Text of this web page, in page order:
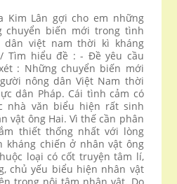
Kim Lân gợi cho em những
chuyển biến mới trong tình
dân việt nam thời kì kháng
Tìm hiểu đề : - Đề yêu cầu
: Những chuyển biến mới
nông dân Việt Nam thời
dân Pháp. Cái tình cảm có
nhà văn biểu hiện rất sinh
vật ông Hai. Vì thế cần phân
thiết thống nhất với lòng
kháng chiến ở nhân vật ông
loại có cốt truyện tâm lí,
chủ yếu biểu hiện nhân vật